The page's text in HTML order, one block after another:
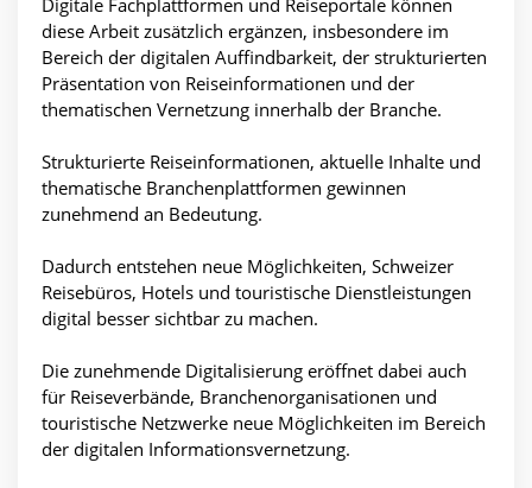
Digitale Fachplattformen und Reiseportale können
diese Arbeit zusätzlich ergänzen, insbesondere im
Bereich der digitalen Auffindbarkeit, der strukturierten
Präsentation von Reiseinformationen und der
thematischen Vernetzung innerhalb der Branche.
Strukturierte Reiseinformationen, aktuelle Inhalte und
thematische Branchenplattformen gewinnen
zunehmend an Bedeutung.
Dadurch entstehen neue Möglichkeiten, Schweizer
Reisebüros, Hotels und touristische Dienstleistungen
digital besser sichtbar zu machen.
Die zunehmende Digitalisierung eröffnet dabei auch
für Reiseverbände, Branchenorganisationen und
touristische Netzwerke neue Möglichkeiten im Bereich
der digitalen Informationsvernetzung.